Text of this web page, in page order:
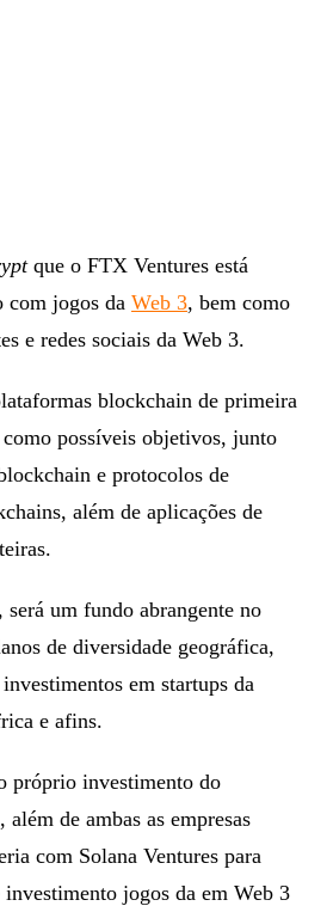
que o FTX Ventures está
com jogos da Web 3, bem como
e redes sociais da Web 3.
blockchain de primeira
como possíveis objetivos, junto
e protocolos de
além de aplicações de
será um fundo abrangente no
de diversidade geográfica,
em startups da
e afins.
próprio investimento do
de ambas as empresas
com Solana Ventures para
jogos da em Web 3